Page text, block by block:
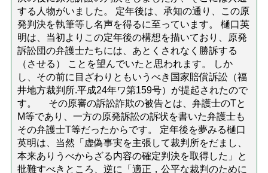
する人物がいました。 定年後は、承知の通り、この原
発判決を執筆等し名声を得るに至っています。 樋口英
明は、当初よりこの定年後の構想を描いており、原発
訴訟団の弁護士たちには、あとくされなく勝訴する
（させる） ことを望んでいたと思われます。 しか
し、その前に目ざわりともいうべき国家賠償訴訟（福
井地方裁判所.平成24年ワ第159号）が提起されたので
す。 その原審の訴訟詐欺の被告とは、弁護士のTと
M等であり、一方の原発訴訟の訴状を書いた弁護士も
その弁護士T等だったからです。 定年後を夢みる樋口
英明は、当然「虚偽事実を主張して裁判所をだまし、
本来ありうべからざる内容の確定判決を取得した」と
批難すべきところ、逆に「適正，公平な裁判のために